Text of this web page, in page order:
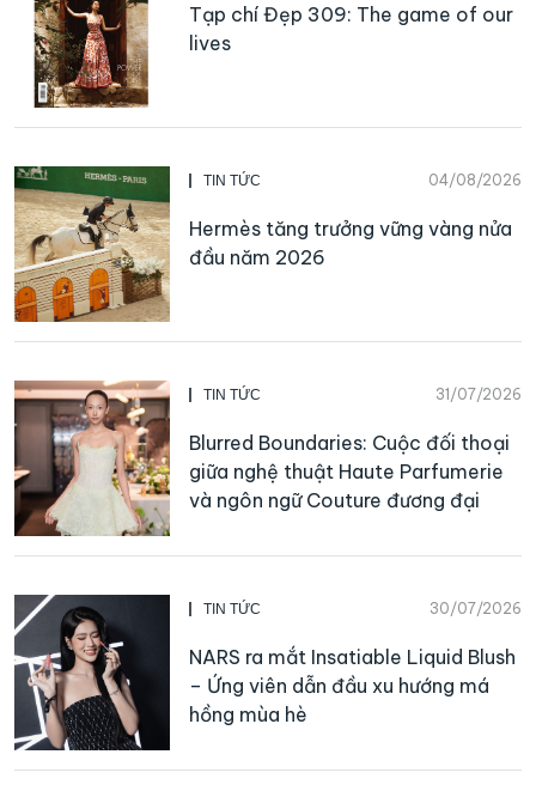
Tạp chí Đẹp 309: The game of our
lives
TIN TỨC 04/08/2026
Hermès tăng trưởng vững vàng nửa
đầu năm 2026
TIN TỨC 31/07/2026
Blurred Boundaries: Cuộc đối thoại
giữa nghệ thuật Haute Parfumerie
và ngôn ngữ Couture đương đại
TIN TỨC 30/07/2026
NARS ra mắt Insatiable Liquid Blush
– Ứng viên dẫn đầu xu hướng má
hồng mùa hè